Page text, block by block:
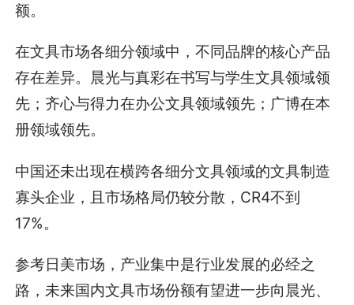
额。
在文具市场各细分领域中，不同品牌的核心产品
存在差异。晨光与真彩在书写与学生文具领域领
先；齐心与得力在办公文具领域领先；广博在本
册领域领先。
中国还未出现在横跨各细分文具领域的文具制造
寡头企业，且市场格局仍较分散，CR4不到
17%。
参考日美市场，产业集中是行业发展的必经之
路，未来国内文具市场份额有望进一步向晨光、